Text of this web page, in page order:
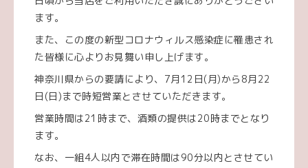
ます。
また、この度の新型コロナウィルス感染症に罹患され
た皆様に心よりお見舞い申し上げます。
神奈川県からの要請により、7月12日(月)から8月22
日(日)まで時短営業とさせていただきます。
営業時間は21時まで、酒類の提供は20時までとなり
ます。
なお、一組4人以内で滞在時間は90分以内とさせてい